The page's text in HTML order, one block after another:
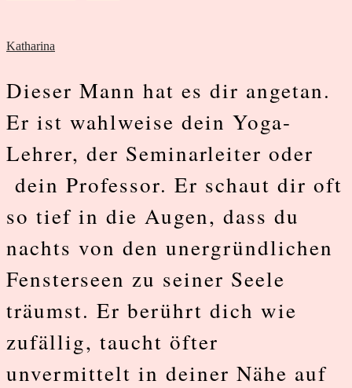
Katharina
Dieser Mann hat es dir angetan.
Er ist wahlweise dein Yoga-
Lehrer, der Seminarleiter oder
dein Professor. Er schaut dir oft
so tief in die Augen, dass du
nachts von den unergründlichen
Fensterseen zu seiner Seele
träumst. Er berührt dich wie
zufällig, taucht öfter
unvermittelt in deiner Nähe auf